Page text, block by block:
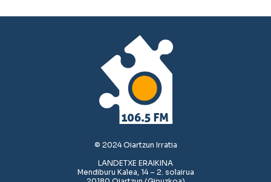
© 2024 Oiartzun Irratia
LANDETXE ERAIKINA
Mendiburu Kalea, 14 – 2. solairua